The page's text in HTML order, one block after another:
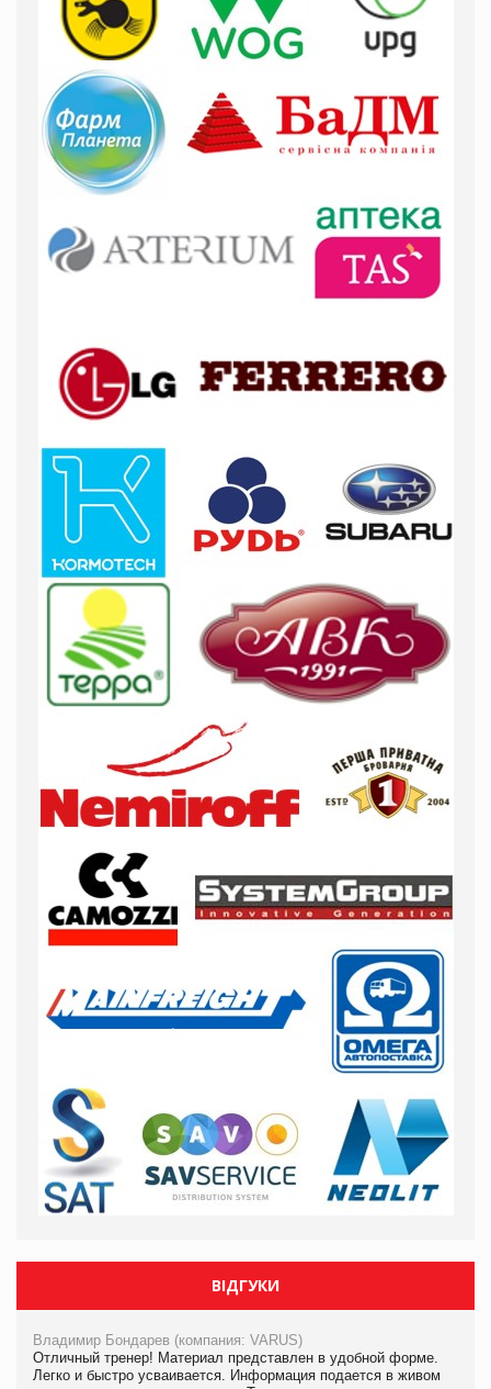
ВІДГУКИ
Владимир Бондарев (компания: VARUS)
Отличный тренер! Материал представлен в удобной форме.
Легко и быстро усваивается. Информация подается в живом